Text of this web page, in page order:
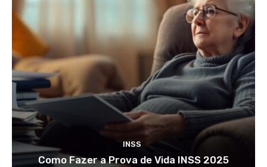
INSS
Como Fazer a Prova de Vida INSS 2025